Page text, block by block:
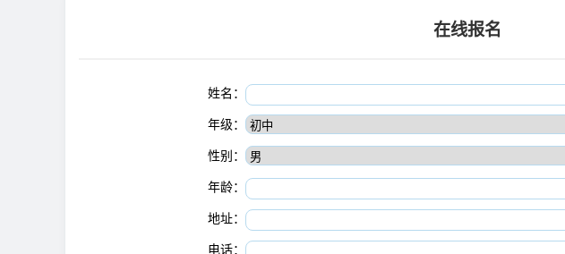
在线报名
姓名：
年级：
性别：
年龄：
地址：
电话：